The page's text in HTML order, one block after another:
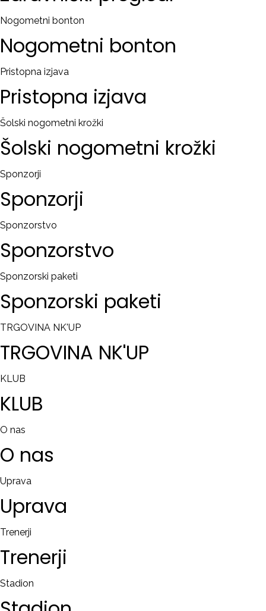
Nogometni bonton
Nogometni bonton
Pristopna izjava
Pristopna izjava
Šolski nogometni krožki
Šolski nogometni krožki
Sponzorji
Sponzorji
Sponzorstvo
Sponzorstvo
Sponzorski paketi
Sponzorski paketi
TRGOVINA NK'UP
TRGOVINA NK'UP
KLUB
KLUB
O nas
O nas
Uprava
Uprava
Trenerji
Trenerji
Stadion